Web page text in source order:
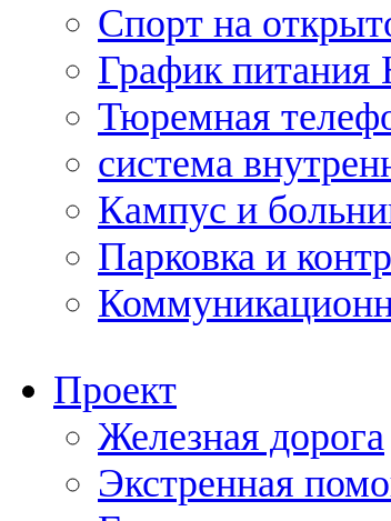
Спорт на
График
Тюремная
система
Кампус и
Парковка и
Проект
Железная дорога
Экстренная